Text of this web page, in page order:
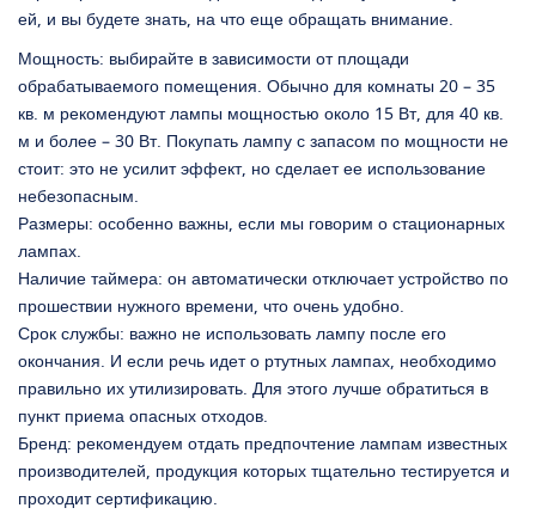
ей, и вы будете знать, на что еще обращать внимание.
Мощность: выбирайте в зависимости от площади
обрабатываемого помещения. Обычно для комнаты 20 – 35
кв. м рекомендуют лампы мощностью около 15 Вт, для 40 кв.
м и более – 30 Вт. Покупать лампу с запасом по мощности не
стоит: это не усилит эффект, но сделает ее использование
небезопасным.
Размеры: особенно важны, если мы говорим о стационарных
лампах.
Наличие таймера: он автоматически отключает устройство по
прошествии нужного времени, что очень удобно.
Срок службы: важно не использовать лампу после его
окончания. И если речь идет о ртутных лампах, необходимо
правильно их утилизировать. Для этого лучше обратиться в
пункт приема опасных отходов.
Бренд: рекомендуем отдать предпочтение лампам известных
производителей, продукция которых тщательно тестируется и
проходит сертификацию.